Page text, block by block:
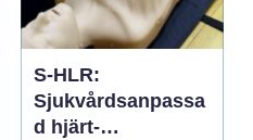
S-HLR:
Sjukvårdsanpassa
d hjärt-